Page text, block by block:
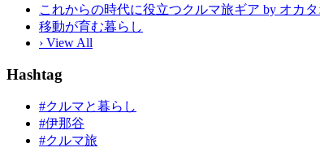
これからの時代に役立つクルマ旅ギア by オカタ
移動が育む暮らし
› View All
Hashtag
#クルマと暮らし
#伊那谷
#クルマ旅